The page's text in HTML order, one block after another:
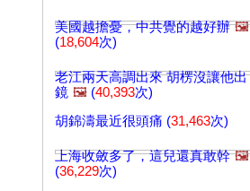
美國越擔憂，中共覺的越好辦 🖼️
(18,604次)
老江兩天高調出來 胡楞沒讓他出
鏡 🖼️ (40,393次)
胡錦濤最近很頭痛 (31,463次)
上海收斂多了，這兒還真敢幹 🖼️
(36,229次)